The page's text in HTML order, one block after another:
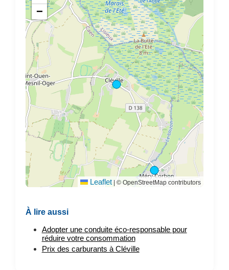
−
Leaflet | © OpenStreetMap contributors
À lire aussi
Adopter une conduite éco-responsable pour
réduire votre consommation
Prix des carburants à Cléville